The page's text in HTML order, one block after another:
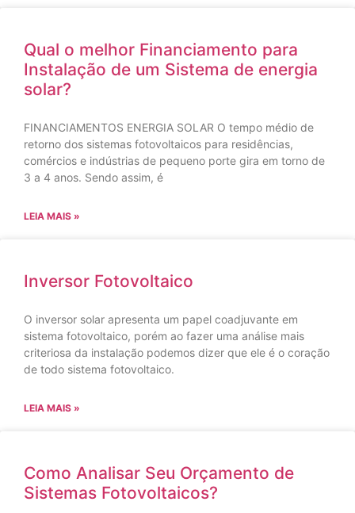
Qual o melhor Financiamento para
Instalação de um Sistema de energia
solar?
FINANCIAMENTOS ENERGIA SOLAR O tempo médio de
retorno dos sistemas fotovoltaicos para residências,
comércios e indústrias de pequeno porte gira em torno de
3 a 4 anos. Sendo assim, é
LEIA MAIS »
Inversor Fotovoltaico
O inversor solar apresenta um papel coadjuvante em
sistema fotovoltaico, porém ao fazer uma análise mais
criteriosa da instalação podemos dizer que ele é o coração
de todo sistema fotovoltaico.
LEIA MAIS »
Como Analisar Seu Orçamento de
Sistemas Fotovoltaicos?